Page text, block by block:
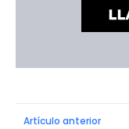
Artículo anterior